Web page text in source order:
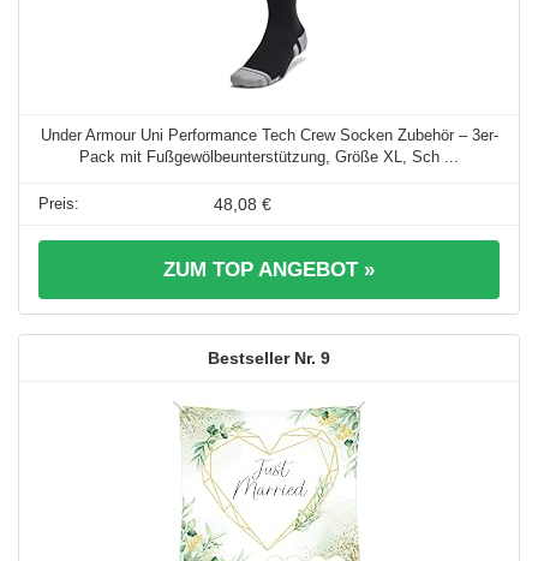
Under Armour Uni Performance Tech Crew Socken Zubehör – 3er-
Pack mit Fußgewölbeunterstützung, Größe XL, Sch ...
48,08 €
ZUM TOP ANGEBOT »
9